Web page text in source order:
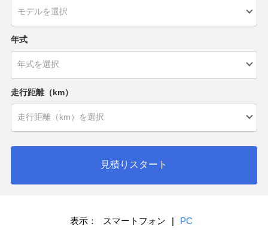
年式
走行距離（km）
見積りスタート
表示： スマートフォン | PC